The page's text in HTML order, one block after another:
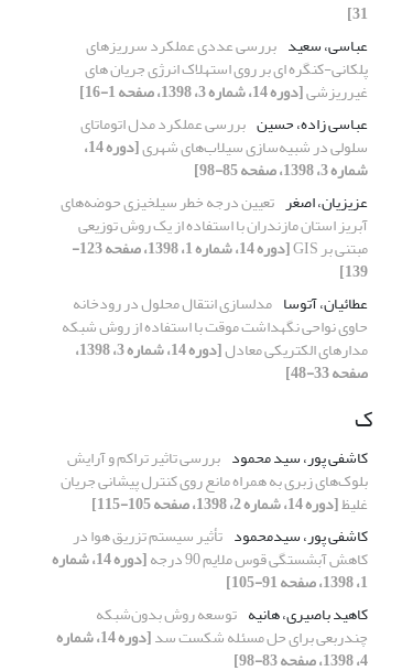
31]
عباسی، سعید بررسی عددی عملکرد سرریزهای
پلکانی-کنگره ای بر روی استهلاک انرژی جریان های
غیرریزشی[دوره 14، شماره 3، 1398، صفحه 1-16]
عباسی زاده، حسین بررسی عملکرد مدل اتوماتای
سلولی در شبیه‌سازی سیلاب‌های شهری [دوره 14،
شماره 3، 1398، صفحه 85-98]
عزیزیان، اصغر تعیین درجه خطر سیلخیزی حوضه‌های
آبریز استان مازندران با استفاده از یک روش توزیعی
مبتنی بر GIS [دوره 14، شماره 1، 1398، صفحه 123-
139]
عطائیان، آتوسا مدلسازی انتقال محلول در رودخانه
حاوی نواحی نگهداشت موقت با استفاده از روش شبکه
مدارهای الکتریکی معادل [دوره 14، شماره 3، 1398،
صفحه 33-48]
ک
کاشفی پور، سید محمود بررسی تاثیر تراکم و آرایش
بلوک‌های زبری به همراه مانع روی کنترل پیشانی جریان
غلیظ[دوره 14، شماره 2، 1398، صفحه 105-115]
کاشفی پور، سیدمحمود تأثیر سیستم تزریق هوا در
کاهش آبشستگی قوس ملایم 90 درجه [دوره 14، شماره
1، 1398، صفحه 91-105]
کاهید باصیری، هانیه توسعه روش بدون‌شبکه
چندربعی برای حل مسئله شکست سد [دوره 14، شماره
4، 1398، صفحه 83-98]